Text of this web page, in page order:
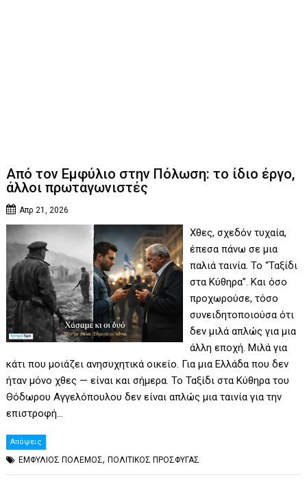
Από τον Εμφύλιο στην Πόλωση: το ίδιο έργο,
άλλοι πρωταγωνιστές
Απρ 21, 2026
Χθες, σχεδόν τυχαία,
έπεσα πάνω σε μια
παλιά ταινία. Το “Ταξίδι
στα Κύθηρα”. Και όσο
προχωρούσε, τόσο
συνειδητοποιούσα ότι
δεν μιλά απλώς για μια
άλλη εποχή. Μιλά για
κάτι που μοιάζει ανησυχητικά οικείο. Για μια Ελλάδα που δεν
ήταν μόνο χθες — είναι και σήμερα. Το Ταξίδι στα Κύθηρα του
Θόδωρου Αγγελόπουλου δεν είναι απλώς μια ταινία για την
επιστροφή…
Απόψεις
ΕΜΦΥΛΙΟΣ ΠΟΛΕΜΟΣ,ΠΟΛΙΤΙΚΟΣ ΠΡΟΣΦΥΓΑΣ